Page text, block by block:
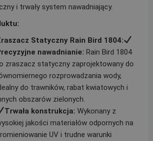
i trwały system nawadniający.
Statyczny Rain Bird 1804:
nawadnianie: Rain Bird 1804
zraszacz statyczny zaprojektowany do
rozprowadzania wody,
do trawników, rabat kwiatowych i
obszarów zielonych.
Trwała konstrukcja: Wykonany z
jakości materiałów odpornych na
UV i trudne warunki